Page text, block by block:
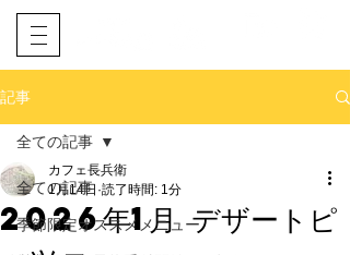
記事
全ての記事
季節限定オススメメニュー
全ての記事
2026年1月 デザートピ
カフェ長兵衛
1月14日 読了時間: 1分